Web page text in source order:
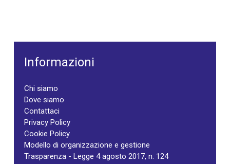
Informazioni
Chi siamo
Dove siamo
Contattaci
Privacy Policy
Cookie Policy
Modello di organizzazione e gestione
Trasparenza - Legge 4 agosto 2017, n. 124